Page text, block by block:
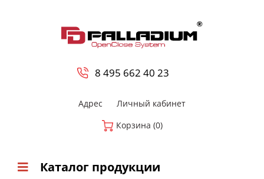
8 495 662 40 23
Адрес
Личный кабинет
Корзина (0)
Каталог продукции